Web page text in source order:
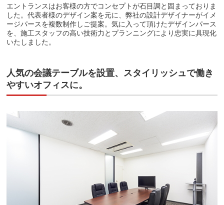
エントランスはお客様の方でコンセプトが石目調と固まっておりま
した。代表者様のデザイン案を元に、弊社の設計デザイナーがイメ
ージパースを複数制作しご提案。気に入って頂けたデザインパース
を、施工スタッフの高い技術力とプランニングにより忠実に具現化
いたしました。
人気の会議テーブルを設置、スタイリッシュで働き
やすいオフィスに。